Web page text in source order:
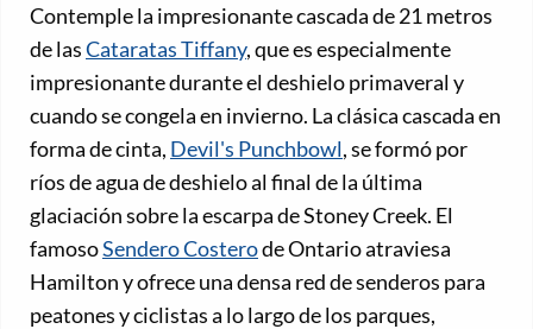
Contemple la impresionante cascada de 21 metros
de lasCataratas Tiffany, que es especialmente
impresionante durante el deshielo primaveral y
cuando se congela en invierno. La clásica cascada en
forma de cinta, Devil's Punchbowl, se formó por
ríos de agua de deshielo al final de la última
glaciación sobre la escarpa de Stoney Creek. El
famosoSendero Costerode Ontario atraviesa
Hamilton y ofrece una densa red de senderos para
peatones y ciclistas a lo largo de los parques,